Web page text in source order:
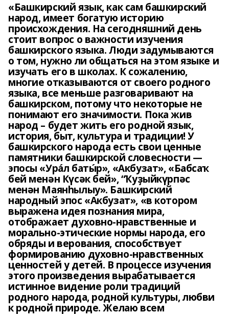
«Башкирский язык, как сам башкирский
народ, имеет богатую историю
происхождения. На сегодняшний день
стоит вопрос о важности изучения
башкирского языка. Люди задумываются
о том, нужно ли общаться на этом языке и
изучать его в школах. К сожалению,
многие отказываются от своего родного
языка, все меньше разговаривают на
башкирском, потому что некоторые не
понимают его значимости. Пока жив
народ – будет жить его родной язык,
история, быт, культура и традиции! У
башкирского народа есть свои ценные
памятники башкирской словесности —
эпосы «Ура́л баты́р», «Акбузат», «Бабсаҡ
бей менән Күсәк бей», “Ҡуҙыйкүрпәс
менән Маянһылыу». Башкирский
народный эпос «Акбузат», «в котором
выражена идея познания мира,
отображает духовно-нравственные и
морально-этические нормы народа, его
обряды и верования, способствует
формированию духовно-нравственных
ценностей у детей. В процессе изучения
этого произведения вырабатывается
истинное видение роли традиций
родного народа, родной культуры, любви
к родной природе. Желаю всем